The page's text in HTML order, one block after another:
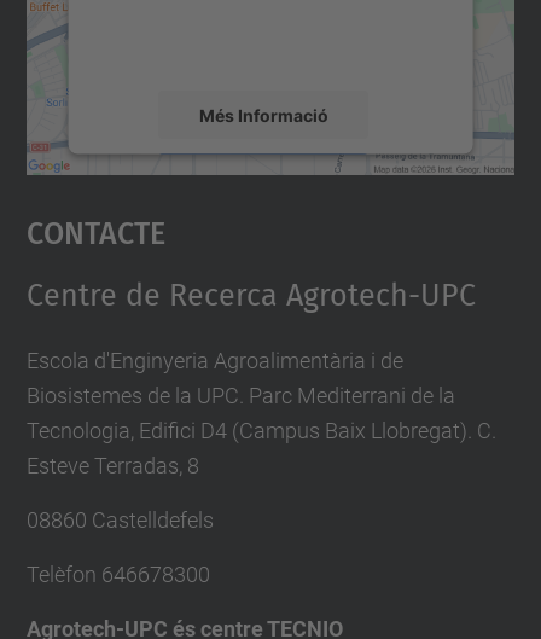
Més Informació
Accepta
powered by
Contacte
Centre de Recerca Agrotech-UPC
Escola d'Enginyeria Agroalimentària i de
Biosistemes de la UPC. Parc Mediterrani de la
Tecnologia, Edifici D4 (Campus Baix Llobregat). C.
Esteve Terradas, 8
08860 Castelldefels
Telèfon 646678300
Agrotech-UPC és centre TECNIO